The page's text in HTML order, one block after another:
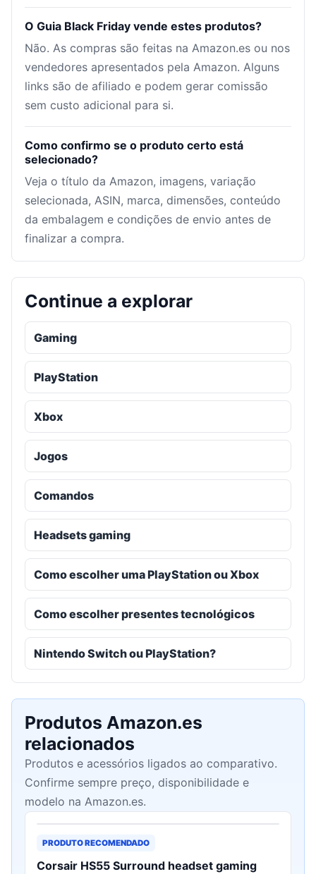
O Guia Black Friday vende estes produtos?
Não. As compras são feitas na Amazon.es ou nos
vendedores apresentados pela Amazon. Alguns
links são de afiliado e podem gerar comissão
sem custo adicional para si.
Como confirmo se o produto certo está
selecionado?
Veja o título da Amazon, imagens, variação
selecionada, ASIN, marca, dimensões, conteúdo
da embalagem e condições de envio antes de
finalizar a compra.
Continue a explorar
Gaming
PlayStation
Xbox
Jogos
Comandos
Headsets gaming
Como escolher uma PlayStation ou Xbox
Como escolher presentes tecnológicos
Nintendo Switch ou PlayStation?
Produtos Amazon.es
relacionados
Produtos e acessórios ligados ao comparativo.
Confirme sempre preço, disponibilidade e
modelo na Amazon.es.
PRODUTO RECOMENDADO
Corsair HS55 Surround headset gaming